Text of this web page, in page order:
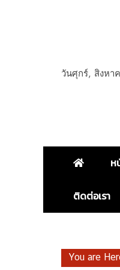
วันศุกร์, สิงหา
ห
ติดต่อเรา
You are